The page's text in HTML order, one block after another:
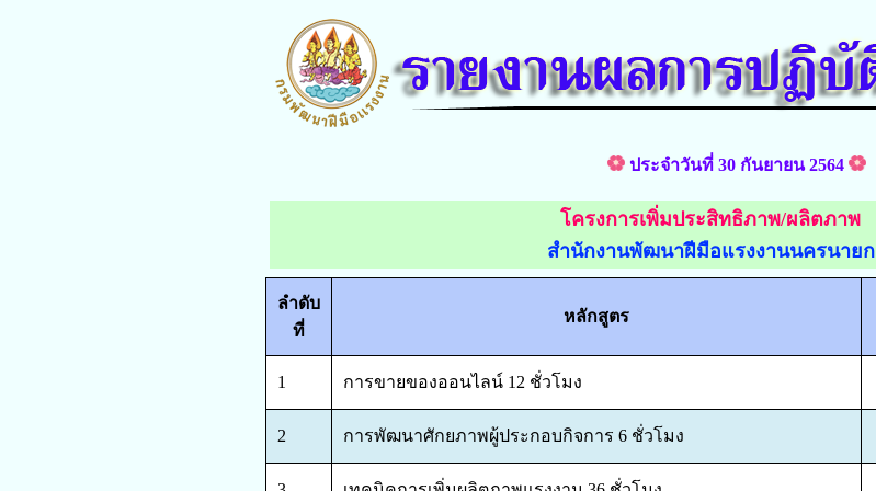
ประจำวันที่ 30 กันยายน 2564
โครงการเพิ่มประสิทธิภาพ/ผลิตภาพ
สำนักงานพัฒนาฝีมือแรงงานนครนายก
ลำดับ
ที่
หลักสูตร
1 การขายของออนไลน์ 12 ชั่วโมง
2 การพัฒนาศักยภาพผู้ประกอบกิจการ 6 ชั่วโมง